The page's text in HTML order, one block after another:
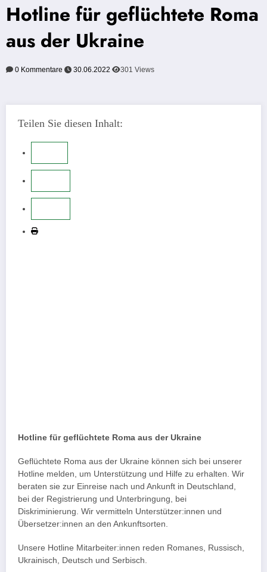
Hotline für geflüchtete Roma
aus der Ukraine
0 Kommentare 30.06.2022 301 Views
Teilen Sie diesen Inhalt:
Hotline für geflüchtete Roma aus der Ukraine
Geflüchtete Roma aus der Ukraine können sich bei unserer
Hotline melden, um Unterstützung und Hilfe zu erhalten. Wir
beraten sie zur Einreise nach und Ankunft in Deutschland,
bei der Registrierung und Unterbringung, bei
Diskriminierung. Wir vermitteln Unterstützer:innen und
Übersetzer:innen an den Ankunftsorten.
Unsere Hotline Mitarbeiter:innen reden Romanes, Russisch,
Ukrainisch, Deutsch und Serbisch.